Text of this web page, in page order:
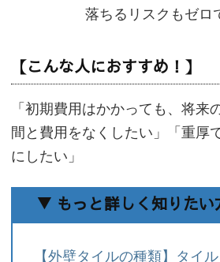
落ちるリスクもゼロ
【こんな人におすすめ！】
「初期費用はかかっても、将来
間と費用をなくしたい」「重厚
にしたい」
▼ もっと詳しく知りたい
【外壁タイルの種類】タイ